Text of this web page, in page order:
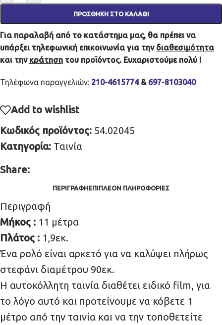
ΠΡΟΣΘΉΚΗ ΣΤΟ ΚΑΛΆΘΙ
Για παραλαβή από το κατάστημα μας, θα πρέπει να
υπάρξει τηλεφωνική επικοινωνία για την διαθεσιμότητα
και την κράτηση του προϊόντος. Ευχαριστούμε πολύ !
Τηλέφωνα παραγγελιών: 210-4615774& 697-8103040
Add to wishlist
Κωδικός προϊόντος: 54.02045
Κατηγορία: Ταινία
Share:
ΠΕΡΙΓΡΑΦΉΕΠΙΠΛΈΟΝ ΠΛΗΡΟΦΟΡΊΕΣ
Περιγραφή
Μήκος : 11 μέτρα
Πλάτος : 1,9εκ.
Ένα ρολό είναι αρκετό για να καλύψει πλήρως
στεφάνι διαμέτρου 90εκ.
Η αυτοκόλλητη ταινία διαθέτει ειδικό film, για
το λόγο αυτό και προτείνουμε να κόβετε 1
μέτρο από την ταινία και να την τοποθετείτε